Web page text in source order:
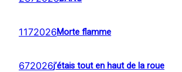
1172026Morte flamme
672026j’étais tout en haut de la roue